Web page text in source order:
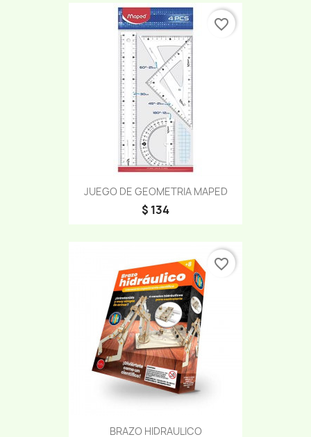
JUEGO DE GEOMETRIA MAPED
$ 134
favorite_border
BRAZO HIDRAULICO
favorite_border